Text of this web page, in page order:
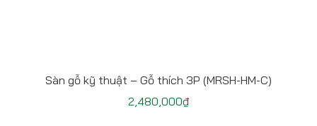
Sàn gỗ kỹ thuật – Gỗ thích 3P (MRSH-HM-C)
2,480,000₫